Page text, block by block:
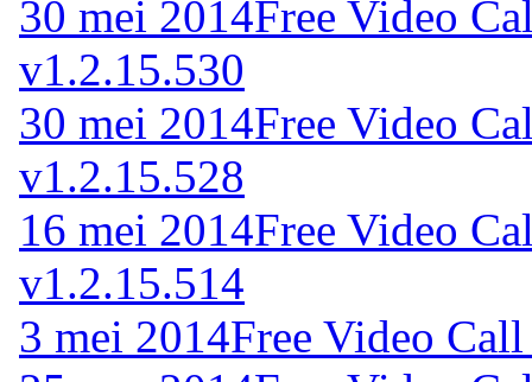
30 mei 2014Free Video
v1.2.15.530
30 mei 2014Free Video
v1.2.15.528
16 mei 2014Free Video
v1.2.15.514
3 mei 2014Free Video